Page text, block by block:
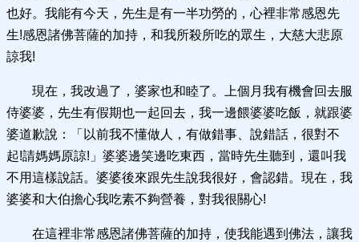
也好。我能有今天，先生是有一半功勞的，心裡非常感恩先
生!感恩諸佛菩薩的加持，和我所殺所吃的眾生，大慈大悲原
諒我!
現在，我改過了，婆家也和睦了。上個月我有機會回去服
侍婆婆，先生有假期也一起回去，我一邊餵婆婆吃飯，就跟婆
婆道歉說：「以前我不懂做人，有做錯事、說錯話，很對不
起!請媽媽原諒!」婆婆邊笑邊吃東西，當時先生聽到，還叫我
不用這樣說話。婆婆後來跟先生說我很好，會認錯。現在，我
婆婆和大伯擔心我吃素不夠營養，對我很關心!
在這裡非常感恩諸佛菩薩的加持，使我能遇到佛法，讓我